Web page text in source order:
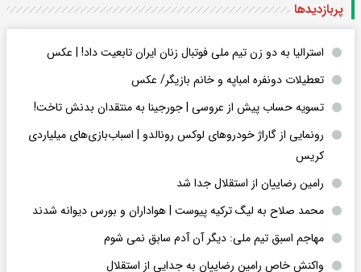
پربازدید‌ها
استرالیا به دو زن تیم ملی فوتبال زنان ایران تابعیت داد! | عکس
تعطیلات دونفره امباپه و خانم بازیگر/ عکس
تسویه حساب پیش از عروسی | جورجینا به منتقدان بدنش تاخت!
رونمایی از گاراژ خودروهای لوکس رونالدو | اسباب‌‌بازی‌های میلیاردی
کریس
رامین رضاییان از استقلال جدا شد
محمد صلاح به لیگ ترکیه پیوست | هواداران و بورس دیوانه شدند
مهاجم اسبق تیم ملی: دیگر آن آدم سابق نمی شوم
واکنش خاص رامین رضاییان به جدایی از استقلال